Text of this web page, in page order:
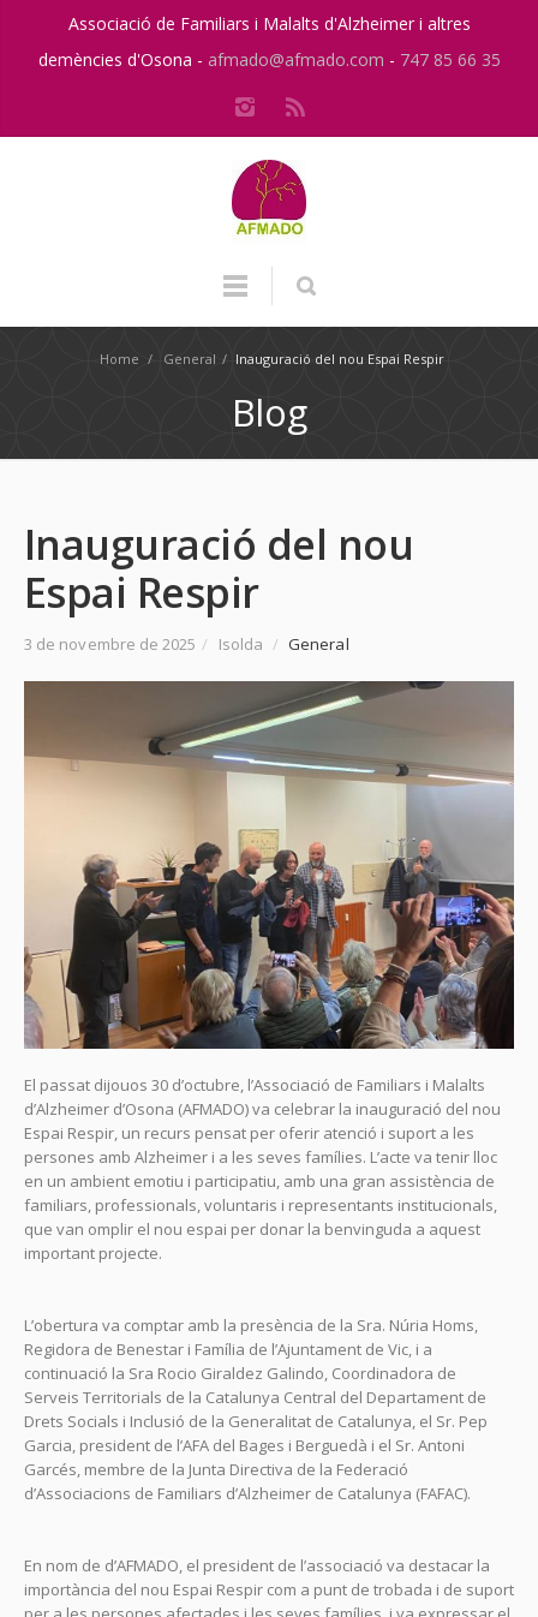
Associació de Familiars i Malalts d'Alzheimer i altres
demències d'Osona - afmado@afmado.com - 747 85 66 35
Home / General / Inauguració del nou Espai Respir
Blog
Inauguració del nou
Espai Respir
3 de novembre de 2025 / Isolda / General
El passat dijouos 30 d’octubre, l’Associació de Familiars i Malalts
d’Alzheimer d’Osona (AFMADO) va celebrar la inauguració del nou
Espai Respir, un recurs pensat per oferir atenció i suport a les
persones amb Alzheimer i a les seves famílies. L’acte va tenir lloc
en un ambient emotiu i participatiu, amb una gran assistència de
familiars, professionals, voluntaris i representants institucionals,
que van omplir el nou espai per donar la benvinguda a aquest
important projecte.
L’obertura va comptar amb la presència de la Sra. Núria Homs,
Regidora de Benestar i Família de l’Ajuntament de Vic, i a
continuació la Sra Rocio Giraldez Galindo, Coordinadora de
Serveis Territorials de la Catalunya Central del Departament de
Drets Socials i Inclusió de la Generalitat de Catalunya, el Sr. Pep
Garcia, president de l’AFA del Bages i Berguedà i el Sr. Antoni
Garcés, membre de la Junta Directiva de la Federació
d’Associacions de Familiars d’Alzheimer de Catalunya (FAFAC).
En nom de d’AFMADO, el president de l’associació va destacar la
importància del nou Espai Respir com a punt de trobada i de suport